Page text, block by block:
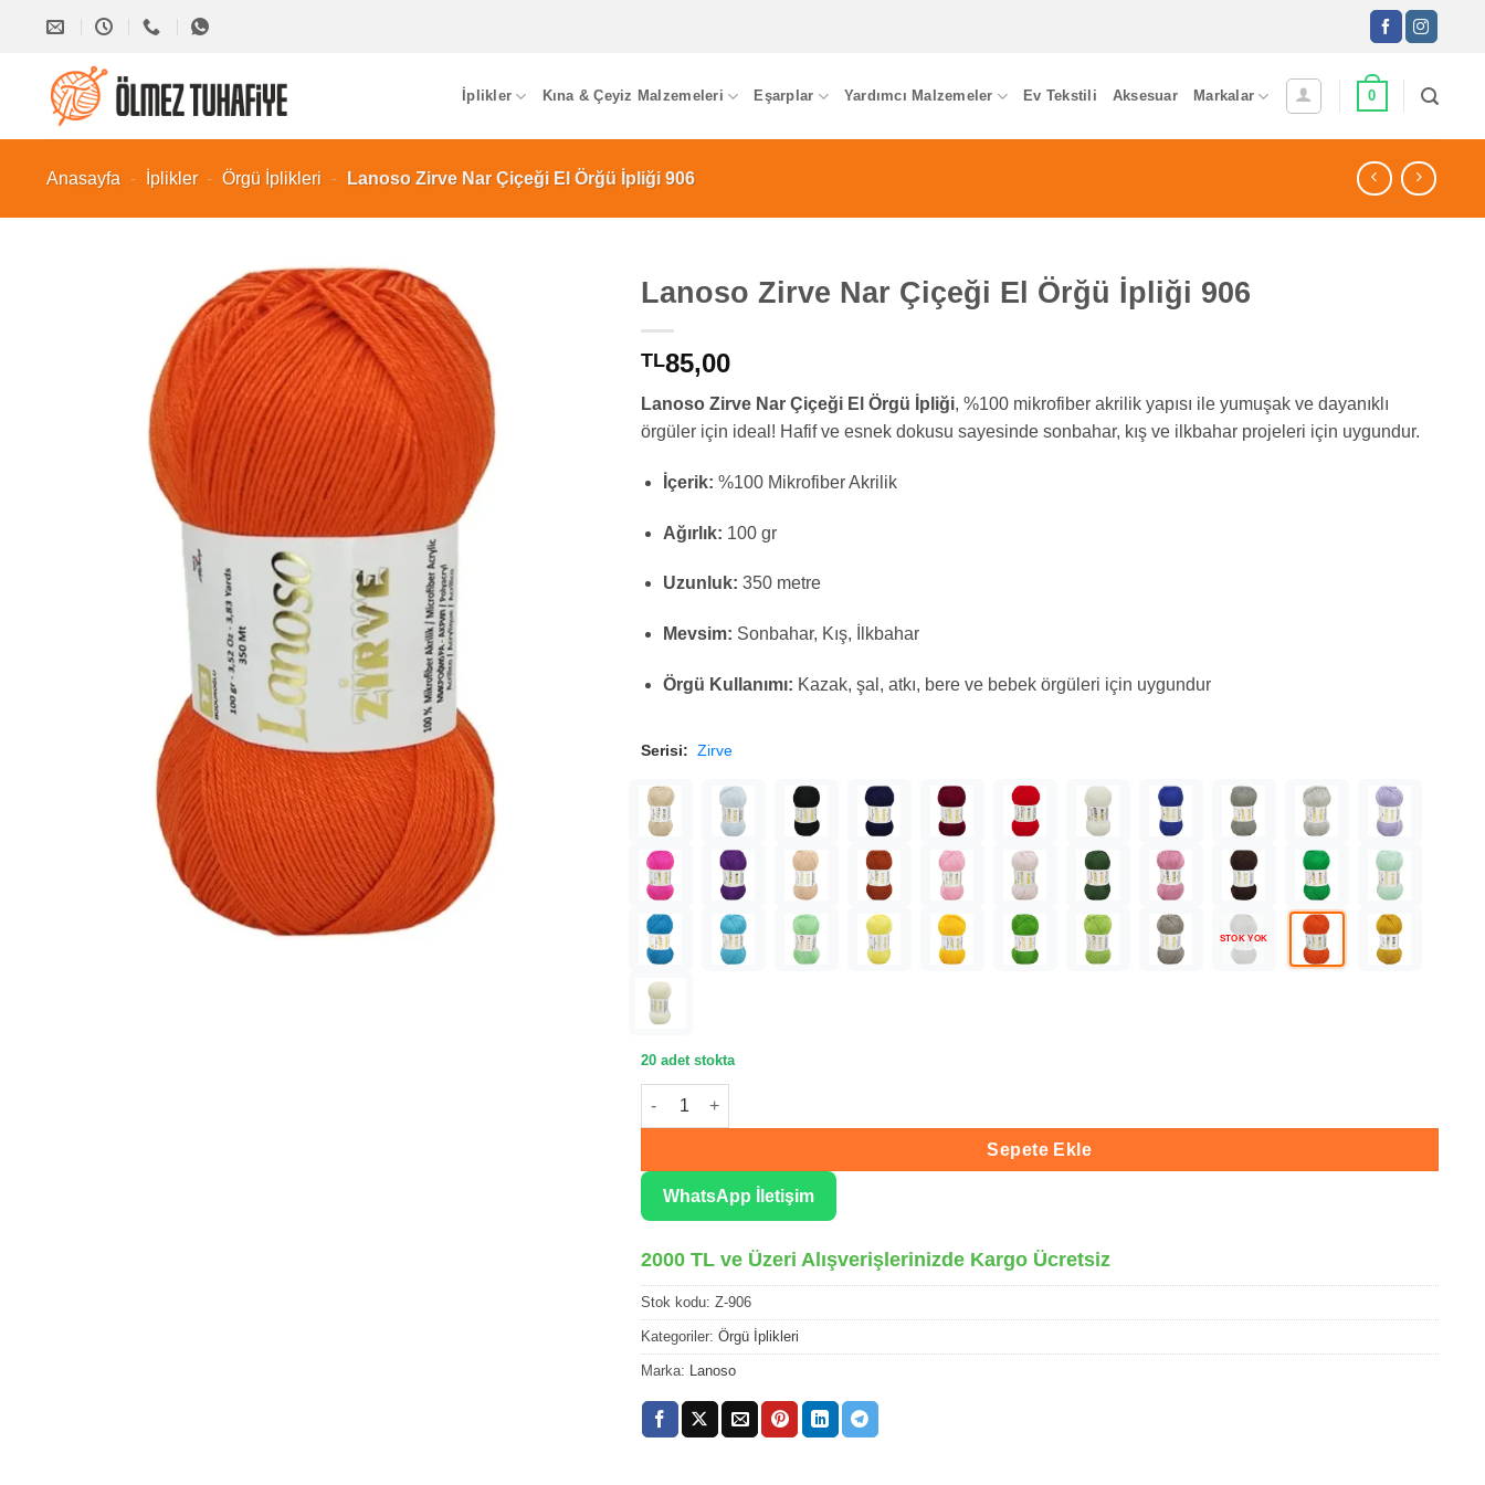
İplikler Kına & Çeyiz Malzemeleri Eşarplar Yardımcı Malzemeler Ev Tekstili Aksesuar Markalar 0
Anasayfa - İplikler - Örgü İplikleri - Lanoso Zirve Nar Çiçeği El Örğü İpliği 906
Lanoso Zirve Nar Çiçeği El Örğü İpliği 906
TL85,00
Lanoso Zirve Nar Çiçeği El Örgü İpliği, %100 mikrofiber akrilik yapısı ile yumuşak ve dayanıklı
örgüler için ideal! Hafif ve esnek dokusu sayesinde sonbahar, kış ve ilkbahar projeleri için uygundur.
İçerik: %100 Mikrofiber Akrilik
Ağırlık: 100 gr
Uzunluk: 350 metre
Mevsim: Sonbahar, Kış, İlkbahar
Örgü Kullanımı: Kazak, şal, atkı, bere ve bebek örgüleri için uygundur
Serisi: Zirve
STOK YOK
20 adet stokta
Lanoso Zirve Nar Çiçeği El Örğü İpliği 906 adet
Sepete Ekle
WhatsApp İletişim
2000 TL ve Üzeri Alışverişlerinizde Kargo Ücretsiz
Stok kodu: Z-906
Kategoriler: Örgü İplikleri
Marka: Lanoso